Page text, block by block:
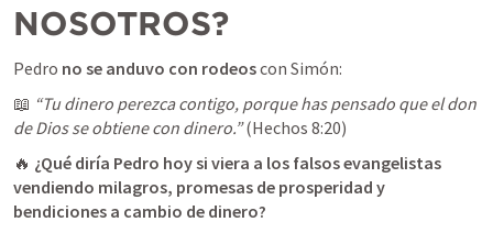
NOSOTROS?
Pedro no se anduvo con rodeos
📖 “Tu dinero perezca contigo, porque has pensado que el don
de Dios se obtiene con dinero.” (Hechos 8:20
🔥 ¿Qué diría Pedro hoy si viera a los falsos evangelistas
vendiendo milagros, promesas de prosperidad y
bendiciones a cambio de dinero?